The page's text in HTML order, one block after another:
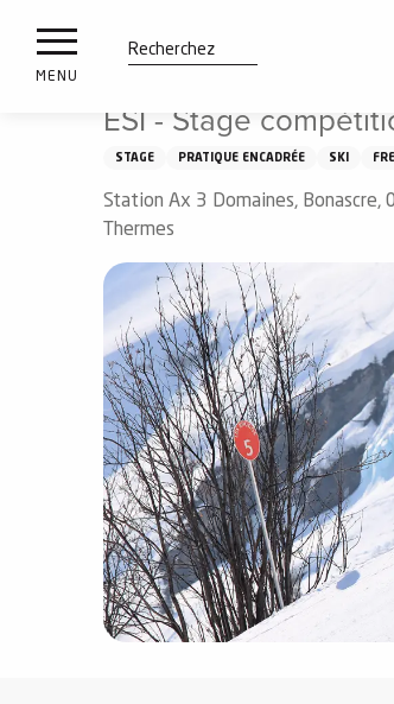
contenu
MENU
ESI - Stage
STAGE PRATIQUE ENCADRÉE SKI
Station Ax 3 Domaines, Bonascre,
Thermes